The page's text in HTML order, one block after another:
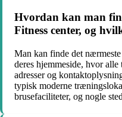
Hvordan kan man
Fitness center, og
Man kan finde det
deres hjemmeside, hvor
adresser og
typisk moderne
brusefaciliteter, og nogle